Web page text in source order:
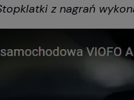
z nagrań